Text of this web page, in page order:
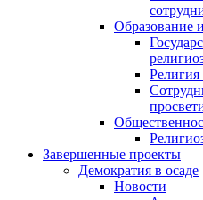
Образование
Завершенные проекты
Демократия в осаде
Новости